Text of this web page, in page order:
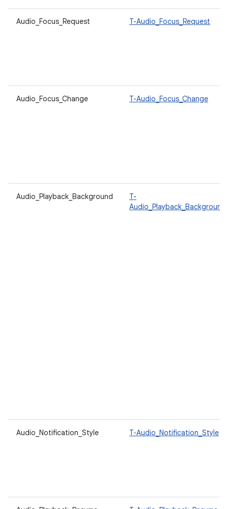
Audio_Focus_Request T-Audio_Focus_Request
Audio_Focus_Change T-Audio_Focus_Change
Audio_Playback_Background
T-
Audio_Playback_Background
Audio_Notification_Style T-Audio_Notification_Style